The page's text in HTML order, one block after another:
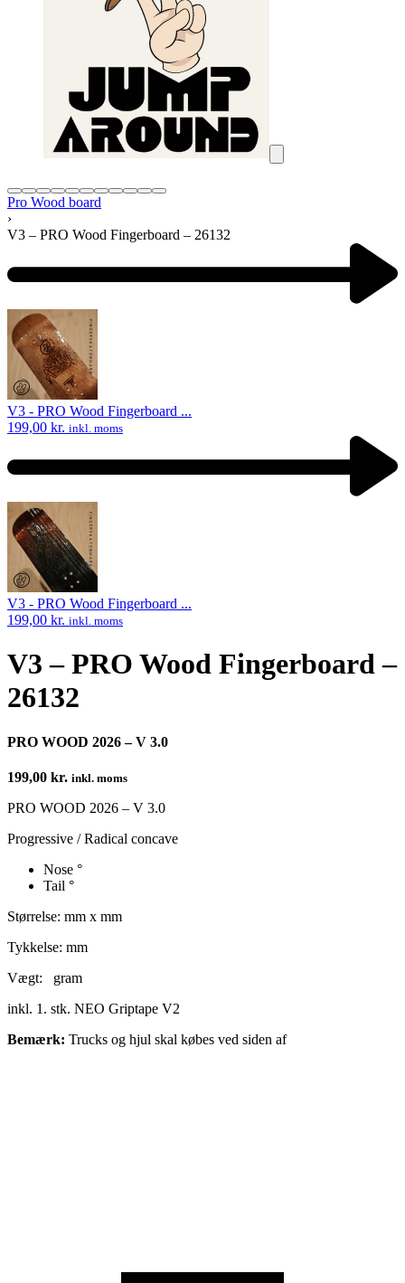
Pro Wood board
›
V3 – PRO Wood Fingerboard – 26132
navigation
Previous
product:
V3 - PRO Wood Fingerboard ...
199,00 kr. inkl. moms
Next
product:
V3 - PRO Wood Fingerboard ...
199,00 kr. inkl. moms
V3 – PRO Wood Fingerboard –
26132
PRO WOOD 2026 – V 3.0
199,00 kr. inkl. moms
PRO WOOD 2026 – V 3.0
Progressive / Radical concave
Nose °
Tail °
Størrelse: mm x mm
Tykkelse: mm
Vægt: gram
inkl. 1. stk. NEO Griptape V2
Bemærk: Trucks og hjul skal købes ved siden af